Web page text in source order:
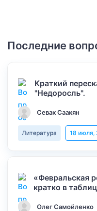
Последние
Краткий
"Недоросль".
Севак Саакян
Литература 18 июля,
«Февральская
кратко в
Олег Самойленко